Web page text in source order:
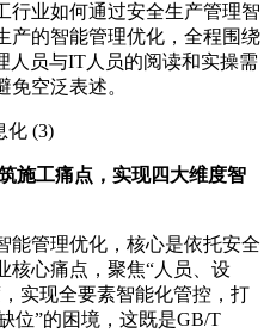
行业如何通过安全生产管理智
产的智能管理优化，全程围绕
人员与IT人员的阅读和实操需
空泛表述。
施工痛点，实现四大维度智
能管理优化，核心是依托安全
核心痛点，聚焦“人员、设
实现全要素智能化管控，打
位”的困境，这既是GB/T